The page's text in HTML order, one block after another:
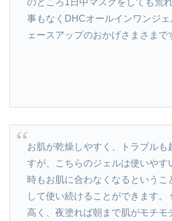
のところ1日中マスクをしても荒
事もなくDHCオールインワンジ
ェースアップのおかげさまさまで
お肌が乾燥しやすく、トラブルも
すが、こちらのジェルは使いやす
時もお肌に合わなくなるというこ
して使い続けることができます。
高く、夜塗れば朝まで肌がモチモ